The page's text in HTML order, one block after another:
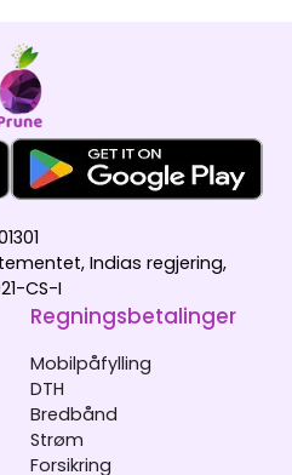
Indias regjering,
CS-I
Regningsbetalinger
Mobilpåfylling
DTH
Bredbånd
Strøm
Forsikring